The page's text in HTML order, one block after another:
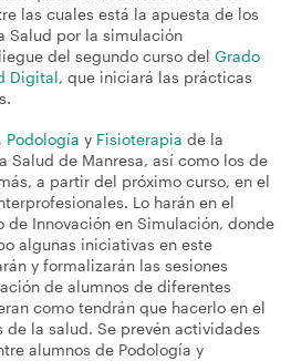
las cuales está la apuesta de los
Salud por la simulación
del segundo curso del Grado
Digital, que iniciará las prácticas
, Podología y Fisioterapia de la
Salud de Manresa, así como los de
a partir del próximo curso, en el
Lo harán en el
de Innovación en Simulación, donde
algunas iniciativas en este
y formalizarán las sesiones
de alumnos de diferentes
como tendrán que hacerlo en el
la salud. Se prevén actividades
alumnos de Podología y